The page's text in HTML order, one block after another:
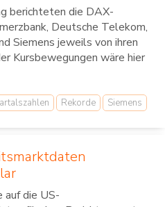
berichteten die DAX-
Deutsche Telekom,
Siemens jeweils von ihren
Kursbewegungen wäre hier
Rekorde Siemens
auf die US-